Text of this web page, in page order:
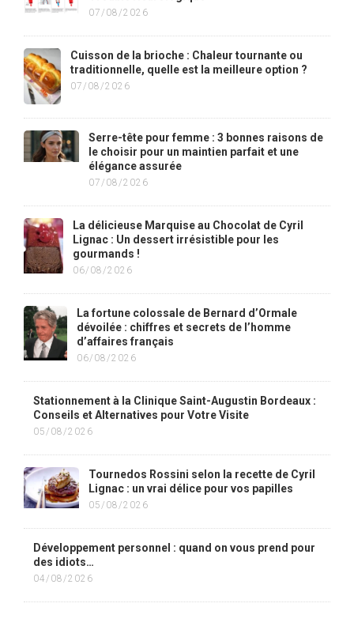
07/08/2026
Cuisson de la brioche : Chaleur tournante ou
traditionnelle, quelle est la meilleure option ?
07/08/2026
Serre-tête pour femme : 3 bonnes raisons de
le choisir pour un maintien parfait et une
élégance assurée
07/08/2026
La délicieuse Marquise au Chocolat de Cyril
Lignac : Un dessert irrésistible pour les
gourmands !
06/08/2026
La fortune colossale de Bernard d’Ormale
dévoilée : chiffres et secrets de l’homme
d’affaires français
06/08/2026
Stationnement à la Clinique Saint-Augustin Bordeaux :
Conseils et Alternatives pour Votre Visite
05/08/2026
Tournedos Rossini selon la recette de Cyril
Lignac : un vrai délice pour vos papilles
05/08/2026
Développement personnel : quand on vous prend pour
des idiots…
04/08/2026